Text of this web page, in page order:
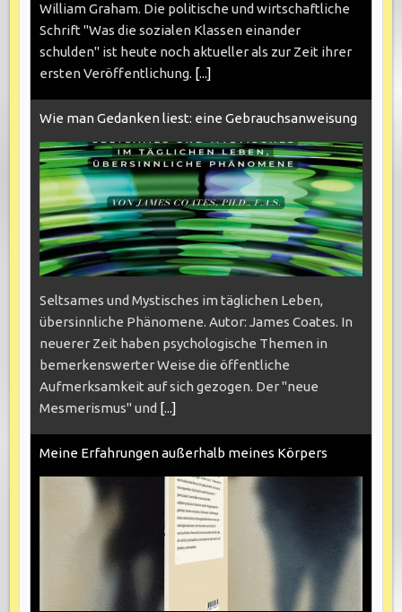
William Graham. Die politische und wirtschaftliche
Schrift "Was die sozialen Klassen einander
schulden" ist heute noch aktueller als zur Zeit ihrer
ersten Veröffentlichung. [...]
Wie man Gedanken liest: eine Gebrauchsanweisung
Seltsames und Mystisches im täglichen Leben,
übersinnliche Phänomene. Autor: James Coates. In
neuerer Zeit haben psychologische Themen in
bemerkenswerter Weise die öffentliche
Aufmerksamkeit auf sich gezogen. Der "neue
Mesmerismus" und [...]
Meine Erfahrungen außerhalb meines Körpers